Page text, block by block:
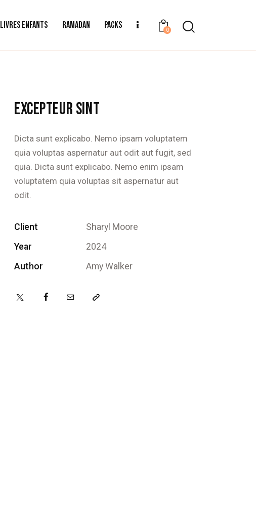
LIVRES ENFANTS RAMADAN PACKS 0
EXCEPTEUR SINT
Dicta sunt explicabo. Nemo ipsam voluptatem
quia voluptas aspernatur aut odit aut fugit, sed
quia. Dicta sunt explicabo. Nemo enim ipsam
voluptatem quia voluptas sit aspernatur aut
odit.
Client
Sharyl Moore
Year
2024
Author
Amy Walker